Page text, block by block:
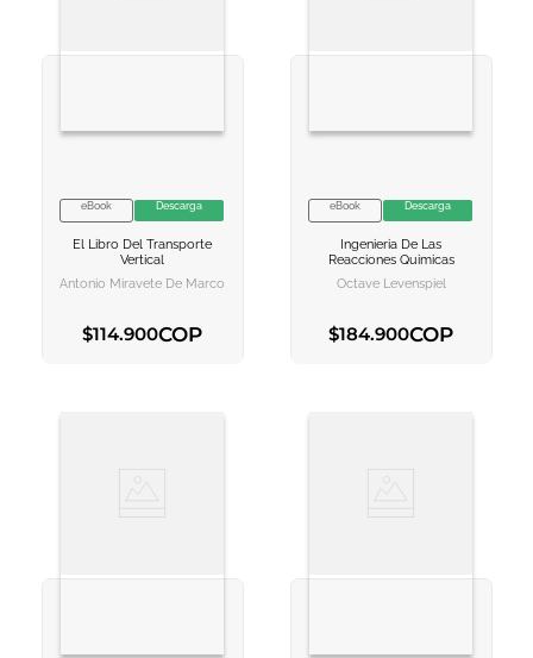
VER INFORMACION
AGREGAR AL
eBook Descarga
El Libro Del Transporte
Vertical
Antonio Miravete De Marco
$114.900COP
VER INFORMACION
AGREGAR AL
eBook Descarga
Ingenieria De Las
Reacciones Quimicas
Octave Levenspiel
$184.900COP